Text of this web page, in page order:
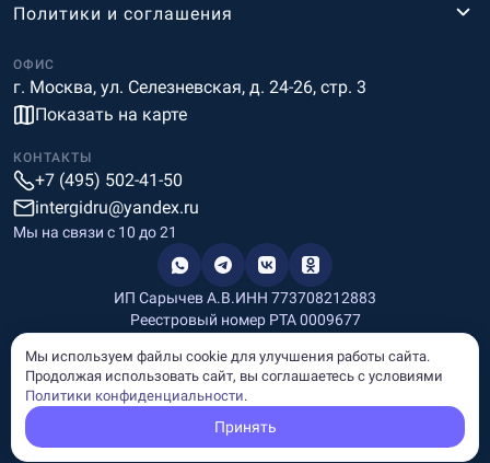
ОФИС
г. Москва, ул. Селезневская, д. 24-26, стр. 3
Показать на карте
Политики и соглашения
КОНТАКТЫ
+7 (495) 502-41-50
intergidru@yandex.ru
Мы на связи c 10 до 21
ИП Сарычев А.В.ИНН 773708212883
Реестровый номер РТА 0009677
Информация, размещённая на сайте, носит информационный
характер и не является рекламой и публичной офертой.
Мы используем файлы cookie для улучшения работы сайта.
Продолжая использовать сайт, вы соглашаетесь с условиями
Политики конфиденциальности.
Принять